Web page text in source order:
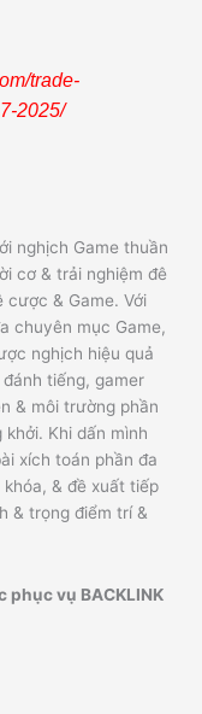
trade-
2025/
nghịch Game thuần
cơ & trải nghiệm đê
cược & Game. Với
chuyên mục Game,
nghịch hiệu quả
tiếng, gamer
& môi trường phần
Khi dấn mình
xích toán phần đa
& đề xuất tiếp
& trọng điểm trí &
phục vụ BACKLINK